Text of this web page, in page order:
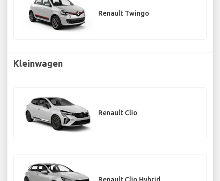
Renault Twingo
Kleinwagen
Renault Clio